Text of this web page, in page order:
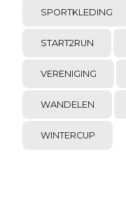
SPORTKLEDING
START2RUN
VERENIGING
WANDELEN
WINTERCUP